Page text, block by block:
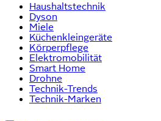
Haushaltstechnik
Dyson
Miele
Küchenkleingeräte
Körperpflege
Elektromobilität
Smart Home
Drohne
Technik-Trends
Technik-Marken